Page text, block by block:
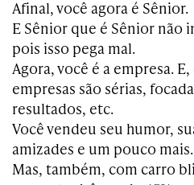
Afinal, você agora é Sênior.
E Sênior que é Sênior não
pois isso pega mal.
Agora, você é a empresa.
empresas são sérias,
resultados, etc.
Você vendeu seu humor,
amizades e um pouco mais.
Mas, também, com carro